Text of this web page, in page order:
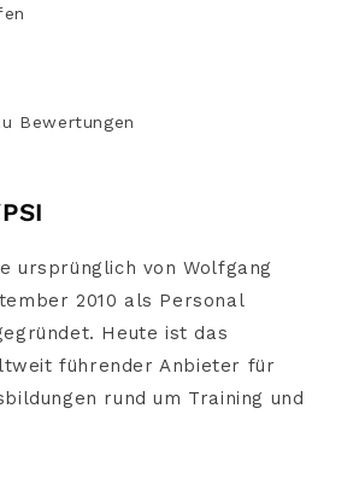
Bewertungen
ursprünglich von Wolfgang
2010 als Personal
Heute ist das
führender Anbieter für
rund um Training und